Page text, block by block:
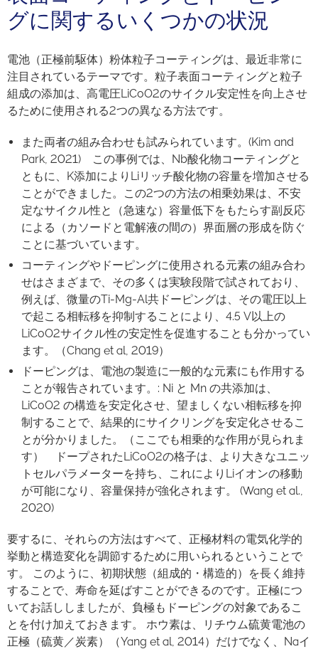
グに関するいくつかの状況
電池（正極前駆体）粉体粒子コーティングは、最近非常に
注目されているテーマです。粒子表面コーティングと粒子
組成の添加は、高電圧LiCoO2のサイクル安定性を向上させ
るために使用される2つの異なる方法です。
また両者の組み合わせも試みられています。(Kim and
Park, 2021) この事例では、Nb酸化物コーティングと
ともに、K添加によりLiリッチ酸化物の容量を増加させる
ことができました。この2つの方法の相乗効果は、不安
定なサイクル性と（急速な）容量低下をもたらす副反応
による（カソードと電解液の間の）界面層の形成を防ぐ
ことに基づいています。
コーティングやドーピングに使用される元素の組み合わ
せはさまざまで、その多くは実験段階で試されており、
例えば、微量のTi-Mg-Al共ドーピングは、その電圧以上
で起こる相転移を抑制することにより、4.5 V以上の
LiCoO2サイクル性の安定性を促進することも分かってい
ます。（Chang et al, 2019）
ドーピングは、電池の製造に一般的な元素にも作用する
ことが報告されています。: Ni と Mn の共添加は、
LiCoO2 の構造を安定化させ、望ましくない相転移を抑
制することで、結果的にサイクリングを安定化させるこ
とが分かりました。（ここでも相乗的な作用が見られま
す） ドープされたLiCoO2の格子は、より大きなユニッ
トセルパラメーターを持ち、これによりLiイオンの移動
が可能になり、容量保持が強化されます。 (Wang et al.,
2020)
要するに、それらの方法はすべて、正極材料の電気化学的
挙動と構造変化を調節するために用いられるということで
す。 このように、初期状態（組成的・構造的）を長く維持
することで、寿命を延ばすことができるのです。正極につ
いてお話ししましたが、負極もドーピングの対象であるこ
とを付け加えておきます。 ホウ素は、リチウム硫黄電池の
正極（硫黄／炭素）（Yang et al, 2014）だけでなく、Naイ